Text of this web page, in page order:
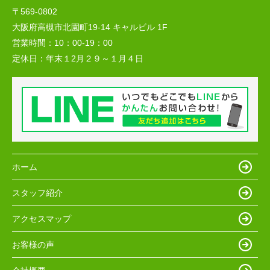
〒569-0802
大阪府高槻市北園町19-14 キャルビル 1F
営業時間： 10：00-19：00
定休日： 年末１2月２９～１月４日
ホーム
スタッフ紹介
アクセスマップ
お客様の声